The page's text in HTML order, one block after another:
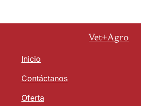
Vet+Agro
Inicio
Contáctanos
Oferta